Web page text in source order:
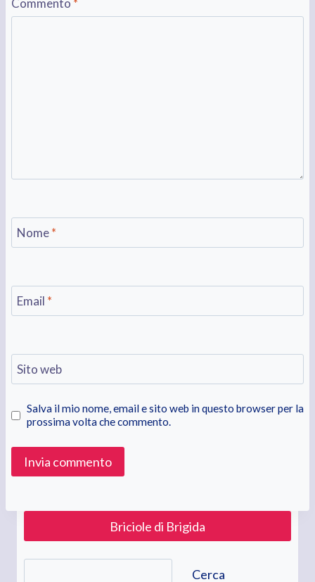
Commento *
Nome*
Email *
Sito web
Salva il mio nome, email e sito web in questo browser per la
prossima volta che commento.
Briciole di Brigida
Cerca